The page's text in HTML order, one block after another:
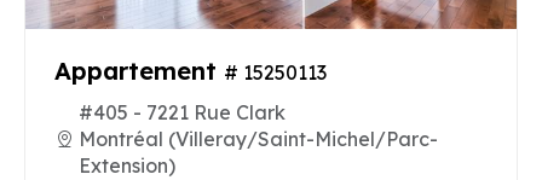
Appartement # 15250113
#405 - 7221 Rue Clark
Montréal (Villeray/Saint-Michel/Parc-
Extension)